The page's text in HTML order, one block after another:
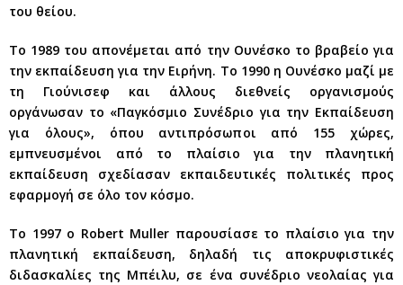
του θείου.
Το 1989 του απονέμεται από την Ουνέσκο το βραβείο για
την εκπαίδευση για την Ειρήνη. Το 1990 η Ουνέσκο μαζί με
τη Γιούνισεφ και άλλους διεθνείς οργανισμούς
οργάνωσαν το «Παγκόσμιο Συνέδριο για την Εκπαίδευση
για όλους», όπου αντιπρόσωποι από 155 χώρες,
εμπνευσμένοι από το πλαίσιο για την πλανητική
εκπαίδευση σχεδίασαν εκπαιδευτικές πολιτικές προς
εφαρμογή σε όλο τον κόσμο.
Το 1997 ο Robert Muller παρουσίασε το πλαίσιο για την
πλανητική εκπαίδευση, δηλαδή τις αποκρυφιστικές
διδασκαλίες της Μπέιλυ, σε ένα συνέδριο νεολαίας για